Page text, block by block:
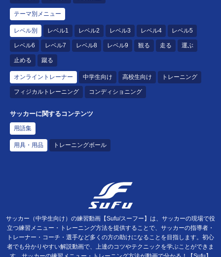
テーマ別メニュー
レベル別 レベル1 レベル2 レベル3 レベル4 レベル5
レベル6 レベル7 レベル8 レベル9 観る 走る 運ぶ
止める 蹴る
オンライントレーナー 中学生向け 高校生向け トレーニング
フィジカルトレーニング コンディショニング
サッカーに関するコンテンツ
用語集
用具・用品 トレーニングボール
サッカー（中学生向け）の練習動画【Sufu/スーフー】は、サッカーの現場で役
立つ練習メニュー・トレーニング方法を提供することで、サッカーの指導者・
トレーナー・コーチ・選手など多くの方の助けになることを目指します。初心
者でも分かりやすい解説動画で、上達のコツやテクニックを学ぶことができま